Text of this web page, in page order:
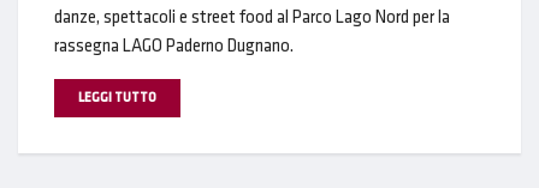
danze, spettacoli e street food al Parco Lago Nord per la
rassegna LAGO Paderno Dugnano.
LEGGI TUTTO